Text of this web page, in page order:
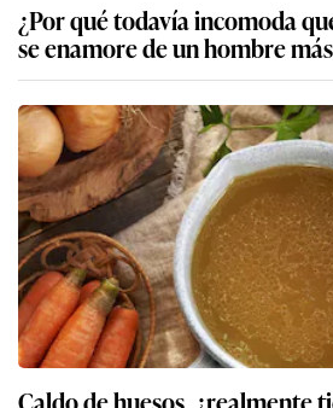
¿Por qué todavía incomoda
se enamore de un hombre